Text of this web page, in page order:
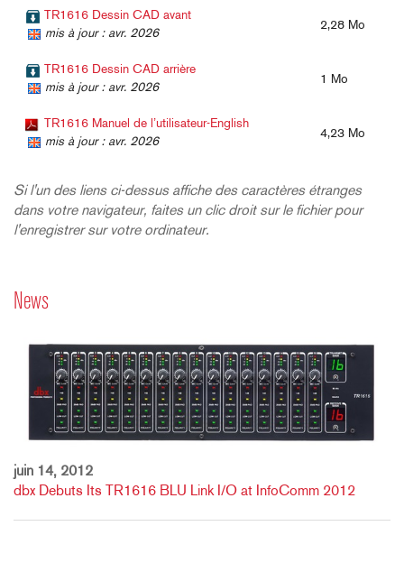
TR1616 Dessin CAD avant
mis à jour : avr. 2026
2,28 Mo
TR1616 Dessin CAD arrière
mis à jour : avr. 2026
1 Mo
TR1616 Manuel de l’utilisateur-English
mis à jour : avr. 2026
4,23 Mo
Si l'un des liens ci-dessus affiche des caractères étranges
dans votre navigateur, faites un clic droit sur le fichier pour
l'enregistrer sur votre ordinateur.
News
juin 14, 2012
dbx Debuts Its TR1616 BLU Link I/O at InfoComm 2012